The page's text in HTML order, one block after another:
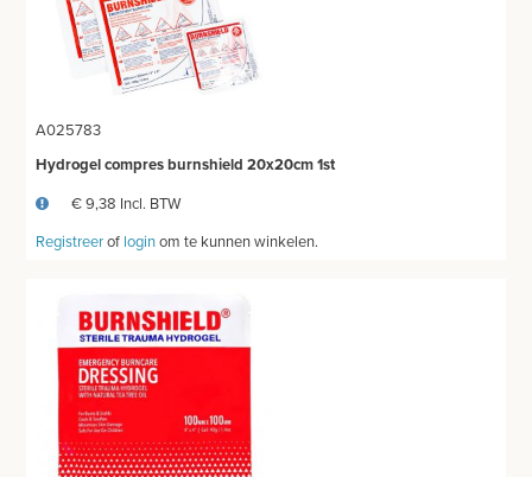
OPERATIE-PROTECTIEMATERIAAL
HYGIENE
EHBO
APPARATUUR EN DIAGNOSE
MEUBILAIR - INSTALLATIEMATERIAAL
INSTRUMENTEN - INOX GERIEF
TWEEDEHANDS - LIQUIDATIE
A025783
Hydrogel compres burnshield 20x20cm 1st
€ 9,38 Incl. BTW
Registreerof loginom te kunnen winkelen.